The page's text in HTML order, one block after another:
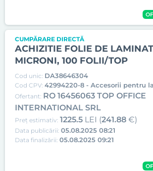
CUMPĂRARE DIRECTĂ
ACHIZITIE FOLIE DE
MICRONI, 100 FOLII/TOP
Cod unic: DA38646304
Cod CPV: 42994220-8 - Accesorii pentru
Ofertant: RO 16456063 TOP OFFICE
INTERNATIONAL SRL
Preț estimativ: 1225.5 LEI (241.88 €)
Data publicării: 05.08.2025 08:21
Data finalizării: 05.08.2025 09:21